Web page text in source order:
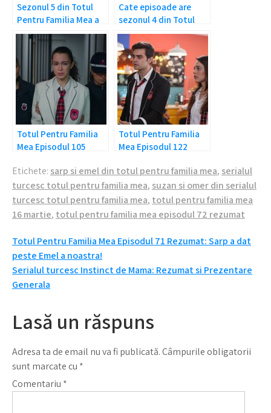
Sezonul 5 din Totul
Pentru Familia Mea a
primit unda verde!
Cate episoade are
sezonul 4 din Totul
Pentru Familia Mea?
Totul Pentru Familia
Mea Episodul 105
in pericol!
Totul Pentru Familia
Mea Episodul 122
desparta!
Etichete: sarp si emel din totul pentru familia mea, serialul
turcesc totul pentru familia mea, suzan si omer din serialul
turcesc totul pentru familia mea, totul pentru familia mea
16 martie, totul pentru familia mea episodul 72 rezumat
Navigare
în
articole
Totul Pentru Familia Mea Episodul 71 Rezumat: Sarp a dat
peste Emel a noastra!
Serialul turcesc Instinct de Mama: Rezumat si Prezentare
Generala
Lasă un răspuns
Adresa ta de email nu va fi publicată.Câmpurile obligatorii
sunt marcate cu *
Comentariu *